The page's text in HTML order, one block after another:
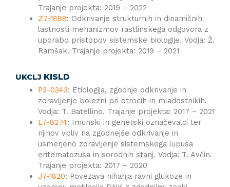
Trajanje projekta: 2019 – 2022
Z7-1888: Odkrivanje strukturnih in dinamičnih
lastnosti mehanizmov rastlinskega odgovora z
uporabo pristopov sistemske biologije. Vodja: Ž.
Ramšak. Trajanje projekta: 2019 – 2021
UKCLJ KISLD
P3-0343: Etiologija, zgodnje odkrivanje in
zdravljenje bolezni pri otrocih in mladostnikih.
Vodja: T. Batellino. Trajanje projekta: 2017 – 2021
L7-8274: Imunski in genetski označevalci ter
njihov vpliv na zgodnejše odkrivanje in
usmerjeno zdravljenje sistemskega lupusa
eritematozusa in sorodnih stanj. Vodja: T. Avčin.
Trajanje projekta: 2017 – 2020
J7-1820: Povezava nihanja ravni glukoze in